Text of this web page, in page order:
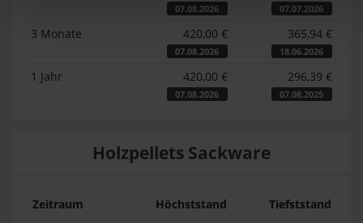
07.08.2026 07.07.2026
3 Monate 420,00 €
07.08.2026
365,94 €
18.06.2026
1 Jahr 420,00 €
07.08.2026
296,39 €
07.08.2025
Holzpellets Sackware
Zeitraum Höchststand
Tiefststand